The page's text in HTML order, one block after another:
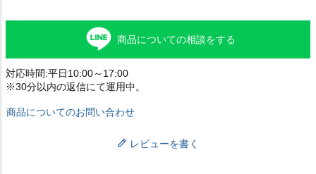
商品についての相談をする
対応時間:平日10:00～17:00
※30分以内の返信にて運用中。
商品についてのお問い合わせ
レビューを書く